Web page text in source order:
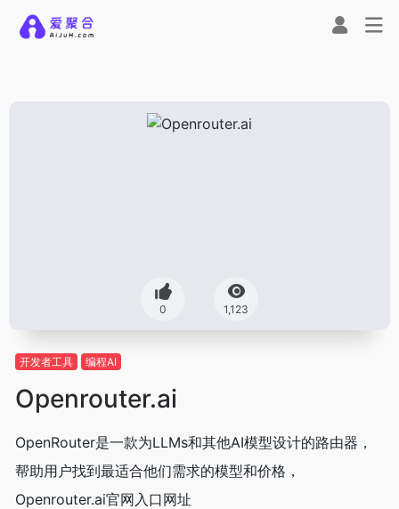
0 1,123
开发者工具 编程AI
Openrouter.ai
OpenRouter是一款为LLMs和其他AI模型设计的路由器，
帮助用户找到最适合他们需求的模型和价格，
Openrouter.ai官网入口网址